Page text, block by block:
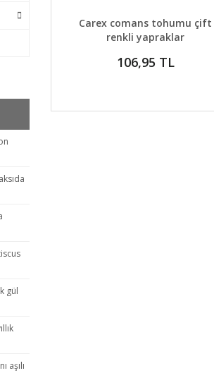
gül
aşılı
DETAYLAR GELİNCE
Carex comans tohumu çift
renkli yapraklar
106,95 TL